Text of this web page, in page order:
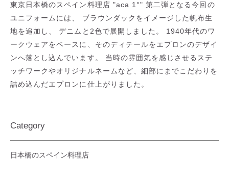
Category
日本橋のスペイン料理店
東京日本橋のスペイン料理店 "aca 1°" 第二弾となる今回の
ユニフォームには、 ブラウンダックをイメージした帆布生
地を追加し、 デニムと2色で展開しました。 1940年代のワ
ークウェアをベースに、そのディテールをエプロンのデザイ
ンへ落とし込んでいます。 当時の雰囲気を感じさせるステ
ッチワークやオリジナルネームなど、細部にまでこだわりを
詰め込んだエプロンに仕上がりました。